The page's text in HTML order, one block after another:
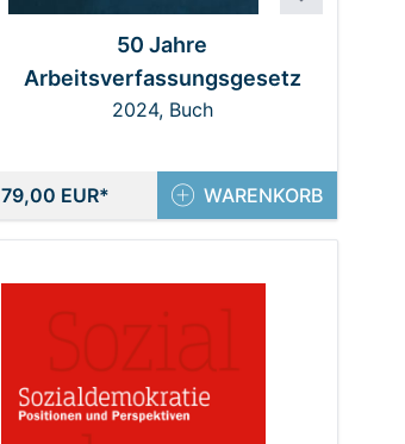
50 Jahre
Arbeitsverfassungsgesetz
2024, Buch
79,00 EUR WARENKORB